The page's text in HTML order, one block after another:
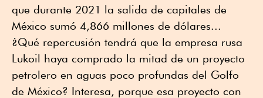
que durante 2021 la salida de capitales de
México sumó 4,866 millones de dólares...
¿Qué repercusión tendrá que la empresa rusa
Lukoil haya comprado la mitad de un proyecto
petrolero en aguas poco profundas del Golfo
de México? Interesa, porque esa proyecto con